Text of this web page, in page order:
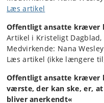
Læs artikel
Offentligt ansatte kræver
Artikel i Kristeligt Dagblad,
Medvirkende: Nana
Læs artikel (ikke længere
Offentligt ansatte kræver
værste, der kan ske, er,
bliver anerkendt«